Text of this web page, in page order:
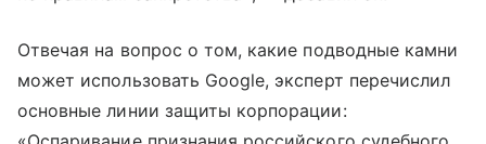
Отвечая на вопрос о том, какие подводные камни
может использовать Google, эксперт перечислил
основные линии защиты корпорации: